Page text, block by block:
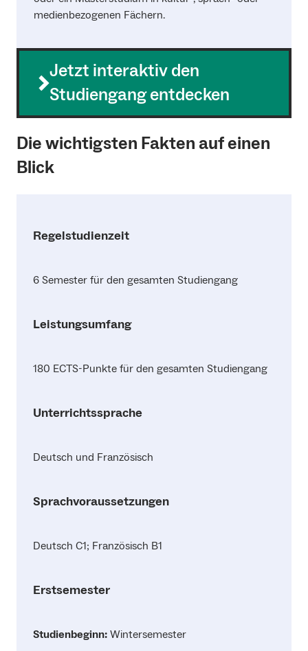
medienbezogenen Fächern.
Jetzt interaktiv den
Studiengang entdecken
Die wichtigsten Fakten auf einen
Blick
Regelstudienzeit
6 Semester für den gesamten Studiengang
Leistungsumfang
180 ECTS-Punkte für den gesamten Studiengang
Unterrichtssprache
Deutsch und Französisch
Sprachvoraussetzungen
Deutsch C1; Französisch B1
Erstsemester
Studienbeginn: Wintersemester